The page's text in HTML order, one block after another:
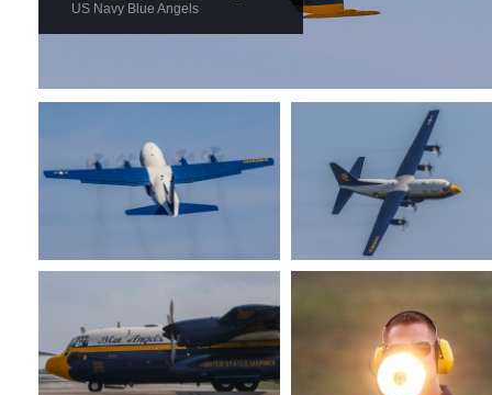
US Navy Blue Angels